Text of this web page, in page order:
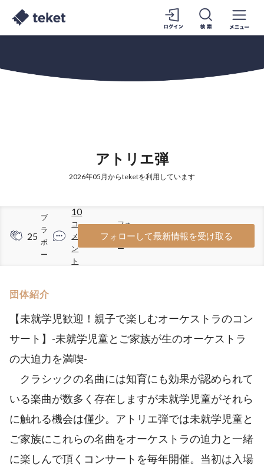
アトリエ弾
2026年05月からteketを利用しています
25
ブ
ラ
ボ
ー
10
コ
メ
ン
ト
73
フォ
ロワ
ー
フォローして最新情報を受け取る
団体紹介
【未就学児歓迎！親子で楽しむオーケストラのコン
サート】-未就学児童とご家族が生のオーケストラ
の大迫力を満喫-
クラシックの名曲には知育にも効果が認められて
いる楽曲が数多く存在しますが未就学児童がそれら
に触れる機会は僅少。アトリエ弾では未就学児童と
ご家族にこれらの名曲をオーケストラの迫力と一緒
に楽しんで頂くコンサートを毎年開催。当初は入場